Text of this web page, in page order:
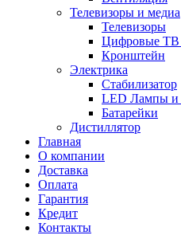
Телевизоры и медиа
Телевизоры
Цифровые ТВ
Кронштейн
Электрика
Стабилизатор
LED Лампы и
Батарейки
Дистиллятор
Главная
О компании
Доставка
Оплата
Гарантия
Кредит
Контакты